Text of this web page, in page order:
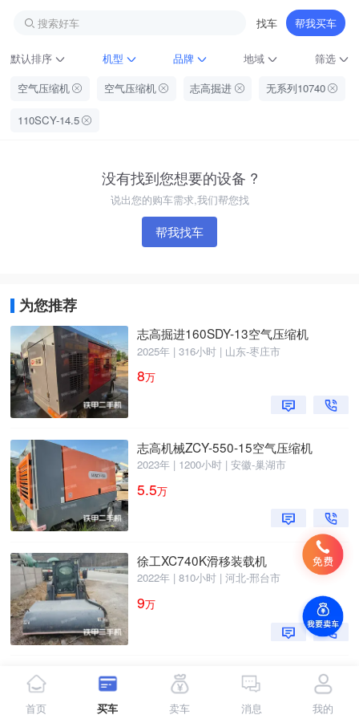
搜索好车 找车 帮我买车
默认排序 机型 品牌 地域
筛选
空气压缩机
空气压缩机 志高掘进 无系列10740
110SCY-14.5
没有找到您想要的设备 ?
说出您的购车需求,我们帮您找
帮我找车
为您推荐
志高掘进160SDY-13空气压缩机
2025年 | 316小时 | 山东-枣庄市
8万
志高机械ZCY-550-15空气压缩机
2023年 | 1200小时 | 安徽-巢湖市
5.5万
徐工XC740K滑移装载机
2022年 | 810小时 | 河北-邢台市
9万
徐工XC740K滑移装载机
2021年 | 2500小时 | 湖北-十堰市
首页 买车 卖车 消息 我的
4000099032 认证经纪人